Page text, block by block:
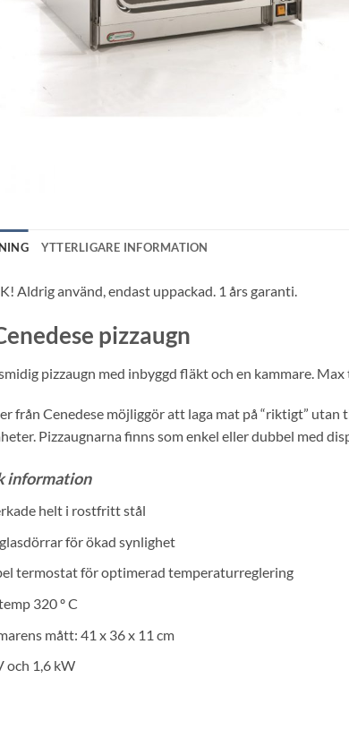
YTTERLIGARE INFORMATION
Aldrig använd, endast uppackad. 1 års garanti.
pizzaugn
pizzaugn med inbyggd fläkt och en kammare. Max
från Cenedese möjliggör att laga mat på “riktigt”
Pizzaugnarna finns som enkel eller dubbel med
information
helt i rostfritt stål
för ökad synlighet
termostat för optimerad temperaturreglering
320 º C
mått: 41 x 36 x 11 cm
och 1,6 kW